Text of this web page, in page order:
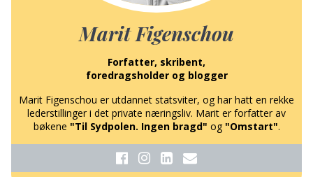
Marit Figenschou
Forfatter, skribent,
foredragsholder og blogger
Marit Figenschou er utdannet statsviter, og har hatt en rekke
lederstillinger i det private næringsliv. Marit er forfatter av
bøkene "Til Sydpolen. Ingen bragd" og "Omstart".